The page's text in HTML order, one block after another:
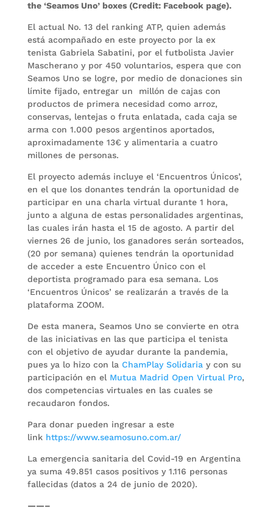
the ‘Seamos Uno’ boxes (Credit: Facebook page).
El actual No. 13 del ranking ATP, quien además
está acompañado en este proyecto por la ex
tenista Gabriela Sabatini, por el futbolista Javier
Mascherano y por 450 voluntarios, espera que con
Seamos Uno se logre, por medio de donaciones sin
límite fijado, entregar un millón de cajas con
productos de primera necesidad como arroz,
conservas, lentejas o fruta enlatada, cada caja se
arma con 1.000 pesos argentinos aportados,
aproximadamente 13€ y alimentaria a cuatro
millones de personas.
El proyecto además incluye el ‘Encuentros Únicos’,
en el que los donantes tendrán la oportunidad de
participar en una charla virtual durante 1 hora,
junto a alguna de estas personalidades argentinas,
las cuales irán hasta el 15 de agosto. A partir del
viernes 26 de junio, los ganadores serán sorteados,
(20 por semana) quienes tendrán la oportunidad
de acceder a este Encuentro Único con el
deportista programado para esa semana. Los
‘Encuentros Únicos’ se realizarán a través de la
plataforma ZOOM.
De esta manera, Seamos Uno se convierte en otra
de las iniciativas en las que participa el tenista
con el objetivo de ayudar durante la pandemia,
pues ya lo hizo con la ChamPlay Solidaria y con su
participación en el Mutua Madrid Open Virtual Pro,
dos competencias virtuales en las cuales se
recaudaron fondos.
Para donar pueden ingresar a este
link https://www.seamosuno.com.ar/
La emergencia sanitaria del Covid-19 en Argentina
ya suma 49.851 casos positivos y 1.116 personas
fallecidas (datos a 24 de junio de 2020).
——–